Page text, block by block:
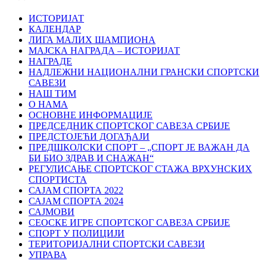
ИСТОРИЈАТ
КАЛЕНДАР
ЛИГА МАЛИХ ШАМПИОНА
МАЈСКА НАГРАДА – ИСТОРИЈАТ
НАГРАДЕ
НАДЛЕЖНИ НАЦИОНАЛНИ ГРАНСКИ СПОРТСКИ
САВЕЗИ
НАШ ТИМ
О НАМА
ОСНОВНЕ ИНФОРМАЦИЈЕ
ПРЕДСЕДНИК СПОРТСКОГ САВЕЗА СРБИЈЕ
ПРЕДСТОЈЕЋИ ДОГАЂАЈИ
ПРЕДШКОЛСКИ СПОРТ – „СПОРТ ЈЕ ВАЖАН ДА
БИ БИО ЗДРАВ И СНАЖАН“
РЕГУЛИСАЊЕ СПОРТСKОГ СТАЖА ВРХУНСKИХ
СПОРТИСТА
САЈАМ СПОРТА 2022
САЈАМ СПОРТА 2024
САЈМОВИ
СЕОСКЕ ИГРЕ СПОРТСКОГ САВЕЗА СРБИЈЕ
СПОРТ У ПОЛИЦИЈИ
ТЕРИТОРИЈАЛНИ СПОРТСКИ САВЕЗИ
УПРАВА